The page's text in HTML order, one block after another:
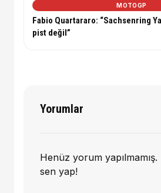
MOTOGP
Fabio Quartararo: “Sachsenring
pist değil”
Yorumlar
Henüz yorum
sen yap!